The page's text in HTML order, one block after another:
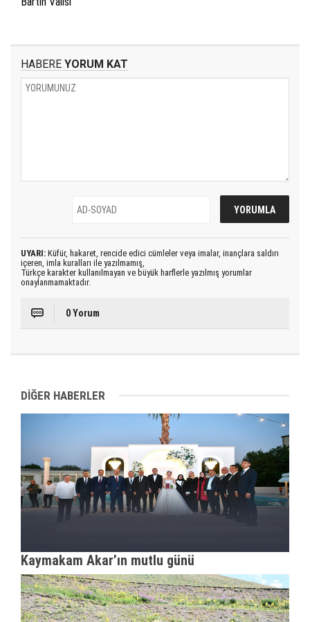
HABERE YORUM KAT
UYARI: Küfür, hakaret, rencide edici cümleler veya imalar, inançlara saldırı
içeren, imla kuralları ile yazılmamış,
Türkçe karakter kullanılmayan ve büyük harflerle yazılmış yorumlar
onaylanmamaktadır.
0 Yorum
DİĞER HABERLER
Kaymakam Akar’ın mutlu günü